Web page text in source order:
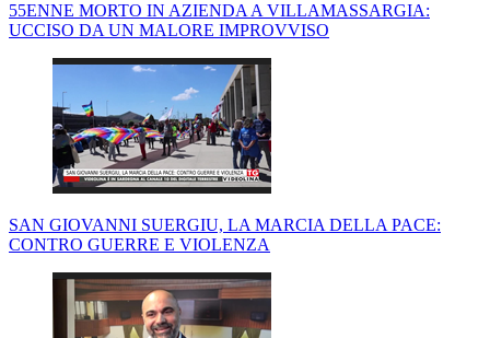
55ENNE MORTO IN AZIENDA A VILLAMASSARGIA:
UCCISO DA UN MALORE IMPROVVISO
SAN GIOVANNI SUERGIU, LA MARCIA DELLA PACE:
CONTRO GUERRE E VIOLENZA